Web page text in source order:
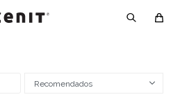
Recomendados